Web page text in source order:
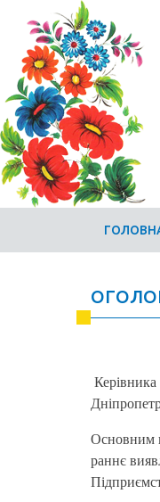
Основним
раннє